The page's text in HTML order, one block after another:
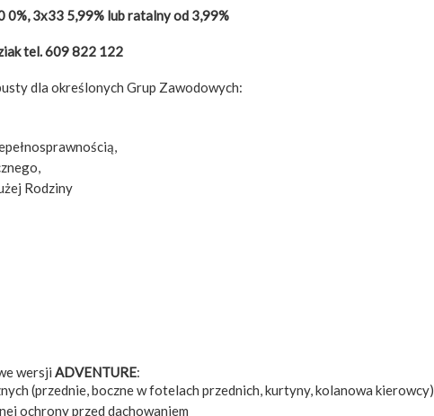
3x33 5,99% lub ratalny od 3,99%
tel. 609 822 122
dla określonych Grup Zawodowych:
Rodziny
wersji ADVENTURE:
(przednie, boczne w fotelach przednich, kurtyny, kolanowa kierowcy)
ochrony przed dachowaniem